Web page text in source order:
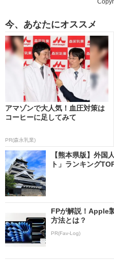
今、あなたにオススメ
アマゾンで大人気！血圧対策は
コーヒーに足してみて
PR(森永乳業)
【熊本県版】外国
ト」ランキング
FPが解説！Apple
方法とは？
PR(Fav-Log)